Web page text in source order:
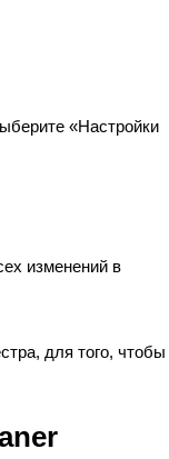
«Настройки
изменений в
для того, чтобы